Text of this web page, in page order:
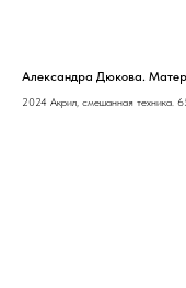
Александра Дюкова.
2024 Акрил, смешанная техника.